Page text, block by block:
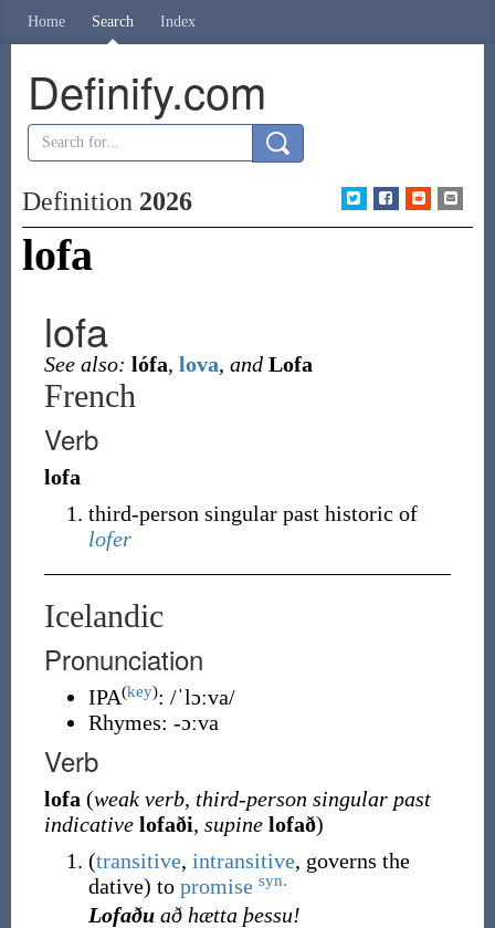
Home Search Index
Definify.com
Definition 2026
lofa
lofa
See also: lófa, lova, and Lofa
French
Verb
lofa
third-person singular past historic of
lofer
Icelandic
Pronunciation
IPA(key): /ˈlɔːva/
Rhymes: -ɔːva
Verb
lofa (weak verb, third-person singular past
indicative lofaði, supine lofað)
(transitive, intransitive, governs the
dative) to promise syn.
Lofaðuað hætta þessu!